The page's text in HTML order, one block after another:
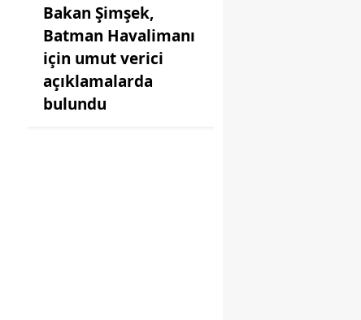
Bakan Şimşek,
Batman Havalimanı
için umut verici
açıklamalarda
bulundu